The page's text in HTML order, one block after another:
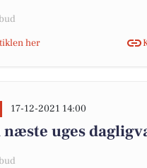
her
17-12-2021 14:00
næste uges